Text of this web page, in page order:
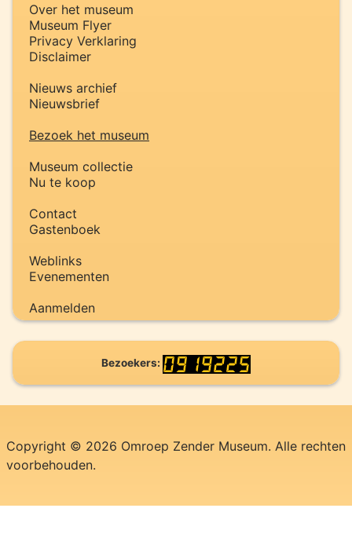
Over het museum
Museum Flyer
Privacy Verklaring
Disclaimer
Nieuws archief
Nieuwsbrief
Bezoek het museum
Museum collectie
Nu te koop
Contact
Gastenboek
Weblinks
Evenementen
Aanmelden
Bezoekers:
Copyright © 2026 Omroep Zender Museum. Alle rechten
voorbehouden.